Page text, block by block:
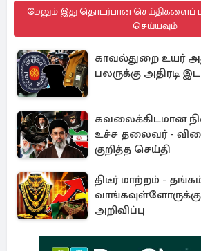
மேலும் இது தொடர்பான செய்திகளைப்
செய்யவும்
காவல்துறை உயர்
பலருக்கு அதிரடி
கவலைக்கிடமான
உச்ச தலைவர் -
குறித்த செய்தி
திடீர் மாற்றம் -
வாங்கவுள்ளோருக்கு
அறிவிப்பு